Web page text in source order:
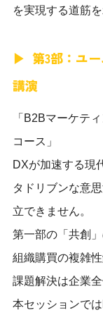
を実現する道筋を
第3部：ユ
講演
「B2Bマーケテ
コース」
DXが加速する現
タドリブンな意
立できません。
第一部の「共創
組織購買の複雑
課題解決は企業
本セッションで